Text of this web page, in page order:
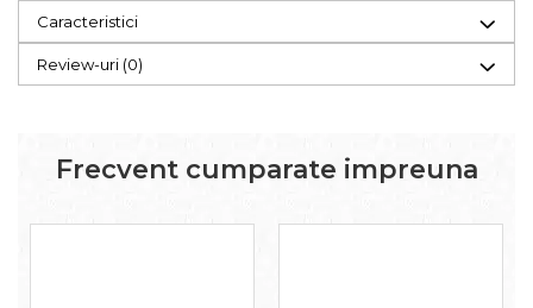
Caracteristici
Review-uri (0)
Frecvent cumparate impreuna